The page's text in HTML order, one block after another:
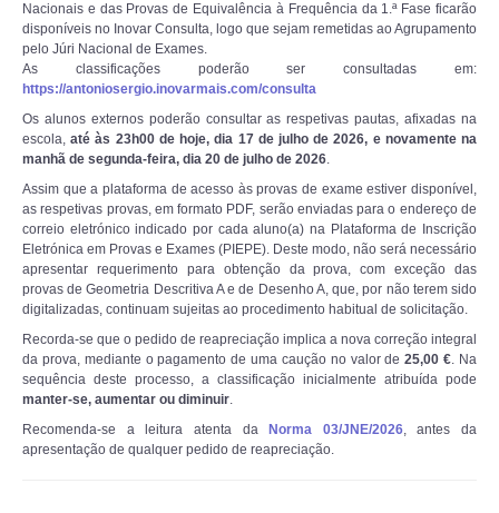
Nacionais e das Provas de Equivalência à Frequência da 1.ª Fase ficarão
disponíveis no Inovar Consulta, logo que sejam remetidas ao Agrupamento
pelo Júri Nacional de Exames.
As classificações poderão ser consultadas em:
https://antoniosergio.inovarmais.com/consulta
Os alunos externos poderão consultar as respetivas pautas, afixadas na
escola,até às 23h00 de hoje, dia 17 de julho de 2026, e novamente na
manhã de segunda-feira, dia 20 de julho de 2026.
Assim que a plataforma de acesso às provas de exame estiver disponível,
as respetivas provas, em formato PDF, serão enviadas para o endereço de
correio eletrónico indicado por cada aluno(a) na Plataforma de Inscrição
Eletrónica em Provas e Exames (PIEPE). Deste modo, não será necessário
apresentar requerimento para obtenção da prova, com exceção das
provas de Geometria Descritiva A e de Desenho A, que, por não terem sido
digitalizadas, continuam sujeitas ao procedimento habitual de solicitação.
Recorda-se que o pedido de reapreciação implica a nova correção integral
da prova, mediante o pagamento de uma caução no valor de25,00 €. Na
sequência deste processo, a classificação inicialmente atribuída pode
manter-se, aumentar ou diminuir.
Recomenda-se a leitura atenta da
Norma 03/JNE/2026, antes da
apresentação de qualquer pedido de reapreciação.